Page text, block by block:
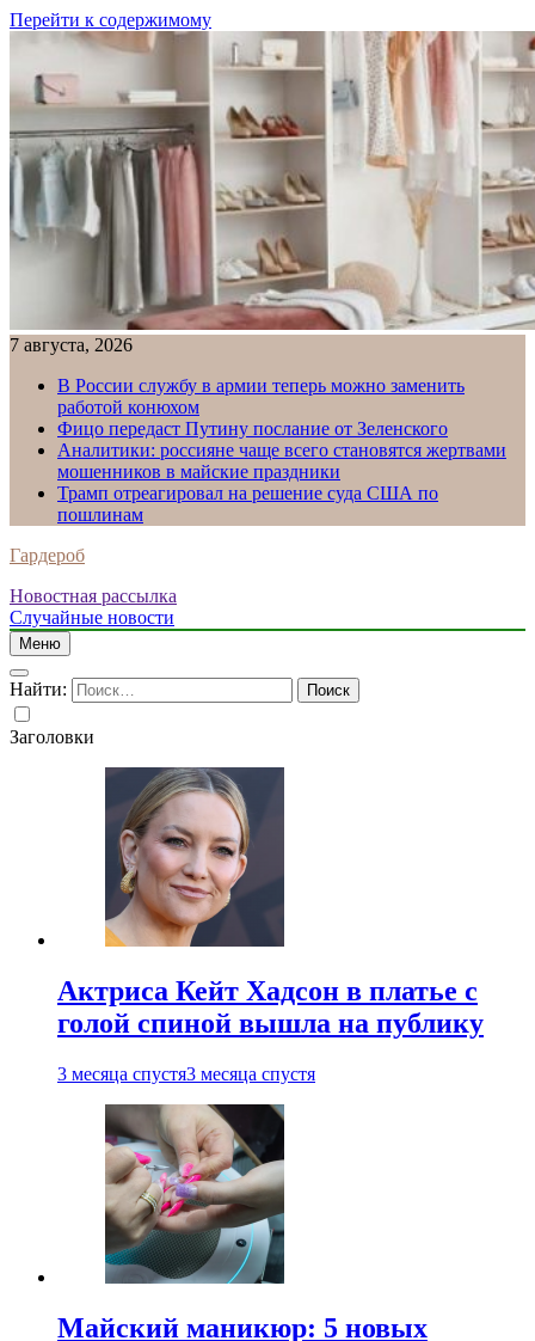
Перейти к содержимому
7 августа, 2026
В России службу в армии теперь можно заменить
работой конюхом
Фицо передаст Путину послание от Зеленского
Аналитики: россияне чаще всего становятся жертвами
мошенников в майские праздники
Трамп отреагировал на решение суда США по
пошлинам
Гардероб
Новостная рассылка
Случайные новости
Меню
Найти:
Заголовки
Актриса Кейт Хадсон в платье с
голой спиной вышла на публику
3 месяца спустя3 месяца спустя
Майский маникюр: 5 новых